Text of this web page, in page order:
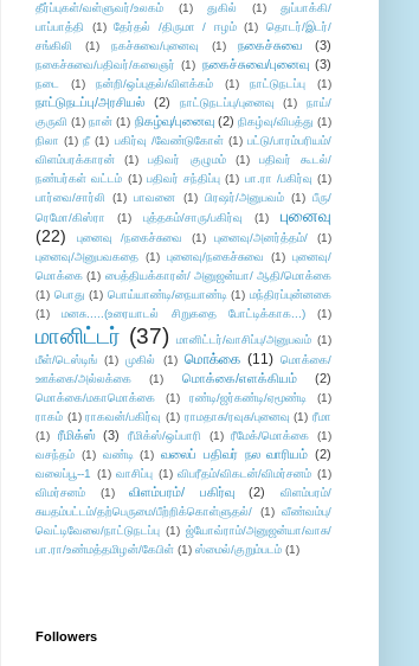
தீர்ப்புகள்/வள்ளுவர்/உலகம்
(1) துகில் (1)
துப்பாக்கி/
பாப்பாத்தி
(1) தேர்தல் /திருமா / ஈழம் (1)
தொடர்/இடர்/
சங்கிலி
(1) நகச்சுவை/புனைவு (1) நகைச்சுவை (3)
நகைச்சுவை/பதிவர்/கலைஞர் (1) நகைச்சுவை/புனைவு (3)
நடை (1) நன்றி/ஒப்புதல்/விளக்கம் (1) நாட்டுநடப்பு (1)
நாட்டுநடப்பு/அரசியல் (2) நாட்டுநடப்பு/புனைவு (1)
நாய்/
குருவி (1) நான் (1) நிகழ்வு/புனைவு (2) நிகழ்வு/விபத்து (1)
நிலா (1) நீ (1) பகிர்வு /வேண்டுகோள் (1) பட்டு/பாரம்பரியம்/
விளம்பரக்காரன்
(1) பதிவர் குழுமம் (1)
பதிவர் கூடல்/
நண்பர்கள் வட்டம் (1) பதிவர் சந்திப்பு (1) பா.ரா /பகிர்வு (1)
பார்வை/சார்லி
(1) பாவனை (1) பிரஷர்/அனுபவம் (1) பீரு/
ரெமோ/கிஸ்ரா
(1) புத்தகம்/சாரு/பகிர்வு (1)
புனைவு
(22)
புனைவு /நகைச்சுவை (1) புனைவு/அனர்த்தம்/
(1)
புனைவு/அனுபவகதை (1) புனைவு/நகைச்சுவை (1) புனைவு/
மொக்கை (1) பைத்தியக்காரன்/ அனுஜன்யா/ ஆதி/மொக்கை
(1) பொது (1) பொய்யாண்டி/நையாண்டி (1) மந்திரப்புன்னகை
(1)
மனசு.....(உரையாடல் சிறுகதை போட்டிக்காக...) (1)
மானிட்டர் (37) மானிட்டர்/வாசிப்பு/அனுபவம் (1)
மீள்/டெஸ்டிங் (1) முகில் (1) மொக்கை (11) மொக்கை/
ஊக்கை/அல்லக்கை
(1) மொக்கை/எளக்கியம் (2)
மொக்கை/மகாமொக்கை (1) ரண்டி/ஜர்கண்டி/ஏமூண்டி
(1)
ராகம் (1) ராகவன்/பகிர்வு (1) ராமதாசு/ரவுசு/புனைவு (1) ரீமா
(1)
ரீமிக்ஸ் (3) ரீமிக்ஸ்/ஒப்பாரி (1) ரீமேக்/மொக்கை
(1)
வசந்தம் (1) வண்டி (1) வலைப் பதிவர் நல வாரியம் (2)
வலைப்பூ--1 (1) வாசிப்பு (1) விபரீதம்/விகடன்/விமர்சனம் (1)
விமர்சனம்
(1) விளம்பரம்/ பகிர்வு (2)
விளம்பரம்/
சுயதம்பட்டம்/தற்பெருமை/பீற்றிக்கொள்ளுதல்/
(1) வீண்வம்பு/
வெட்டிவேலை/நாட்டுநடப்பு (1) ஜ்யோவ்ராம்/அனுஜன்யா/வாசு/
பா.ரா/உண்மத்தமிழன்/கேபிள் (1) ஸ்மைல்/குறும்படம் (1)
Followers